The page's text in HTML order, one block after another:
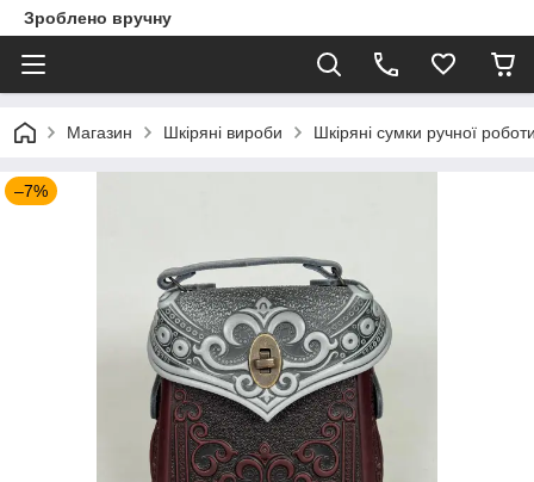
Зроблено вручну
Магазин Шкіряні вироби Шкіряні сумки ручної
–7%